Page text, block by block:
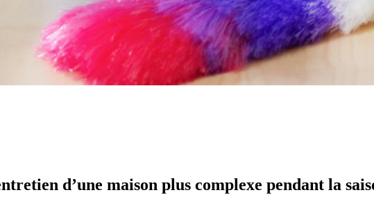
d’une maison plus complexe pendant la